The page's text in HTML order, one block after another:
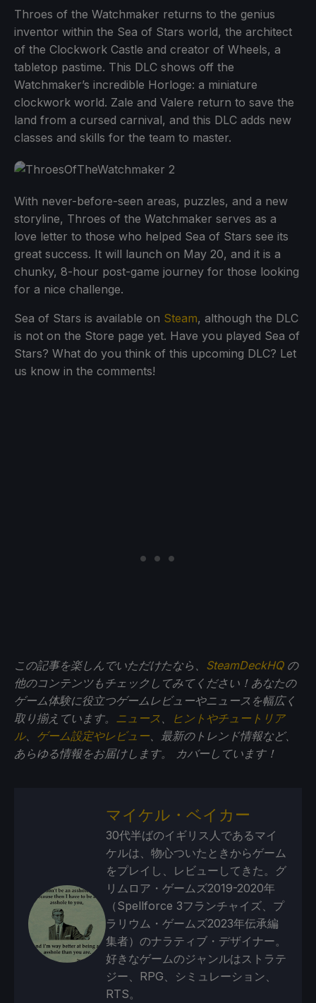
Throes of the Watchmaker returns to the genius
inventor within the Sea of Stars world, the architect
of the Clockwork Castle and creator of Wheels, a
tabletop pastime. This DLC shows off the
Watchmaker’s incredible Horloge: a miniature
clockwork world. Zale and Valere return to save the
land from a cursed carnival, and this DLC adds new
classes and skills for the team to master.
With never-before-seen areas, puzzles, and a new
storyline, Throes of the Watchmaker serves as a
love letter to those who helped Sea of Stars see its
great success. It will launch on May 20, and it is a
chunky, 8-hour post-game journey for those looking
for a nice challenge.
Sea of Stars is available on Steam, although the DLC
is not on the Store page yet. Have you played Sea of
Stars? What do you think of this upcoming DLC? Let
us know in the comments!
この記事を楽しんでいただけたなら、 SteamDeckHQの
他のコンテンツもチェックしてみてください！あなたの
ゲーム体験に役立つゲームレビューやニュースを幅広く
取り揃えています。 ニュース 、
ヒントやチュートリア
ル、 ゲーム設定やレビュー、最新のトレンド情報など、
あらゆる情報をお届けします。
カバーしています！
マイケル・ベイカー
30代半ばのイギリス人であるマイ
ケルは、物心ついたときからゲーム
をプレイし、レビューしてきた。グ
リムロア・ゲームズ2019-2020年
（Spellforce 3フランチャイズ、プ
ラリウム・ゲームズ2023年伝承編
集者）のナラティブ・デザイナー。
好きなゲームのジャンルはストラテ
ジー、RPG、シミュレーション、
RTS。